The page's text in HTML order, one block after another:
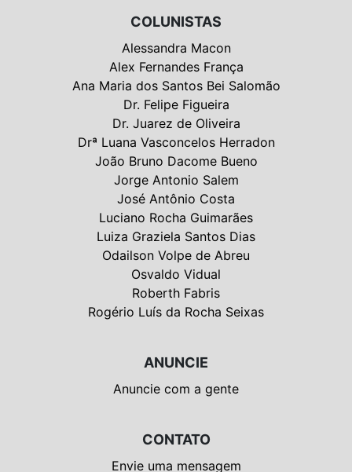
COLUNISTAS
Alessandra Macon
Alex Fernandes França
Ana Maria dos Santos Bei Salomão
Dr. Felipe Figueira
Dr. Juarez de Oliveira
Drª Luana Vasconcelos Herradon
João Bruno Dacome Bueno
Jorge Antonio Salem
José Antônio Costa
Luciano Rocha Guimarães
Luiza Graziela Santos Dias
Odailson Volpe de Abreu
Osvaldo Vidual
Roberth Fabris
Rogério Luís da Rocha Seixas
ANUNCIE
Anuncie com a gente
CONTATO
Envie uma mensagem